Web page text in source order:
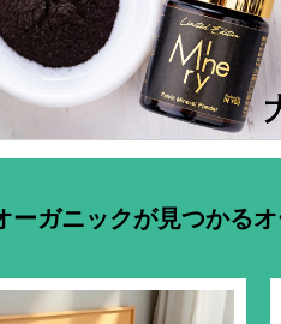
ーガニックが見つかる